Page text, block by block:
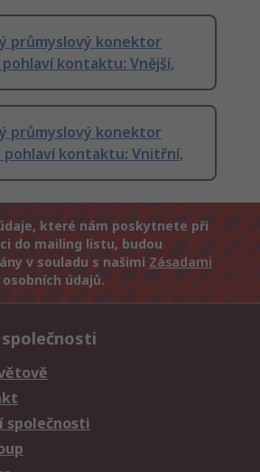
průmyslový konektor
pohlaví kontaktu: Vnější,
průmyslový konektor
pohlaví kontaktu: Vnitřní,
které nám poskytnete při
do mailing listu, budou
v souladu s našimi Zásadami
osobních údajů.
společnosti
společnosti